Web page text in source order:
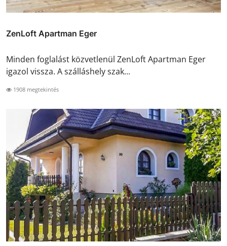
ZenLoft Apartman Eger
Minden foglalást közvetlenül ZenLoft Apartman Eger
igazol vissza. A szálláshely szak...
1908 megtekintés